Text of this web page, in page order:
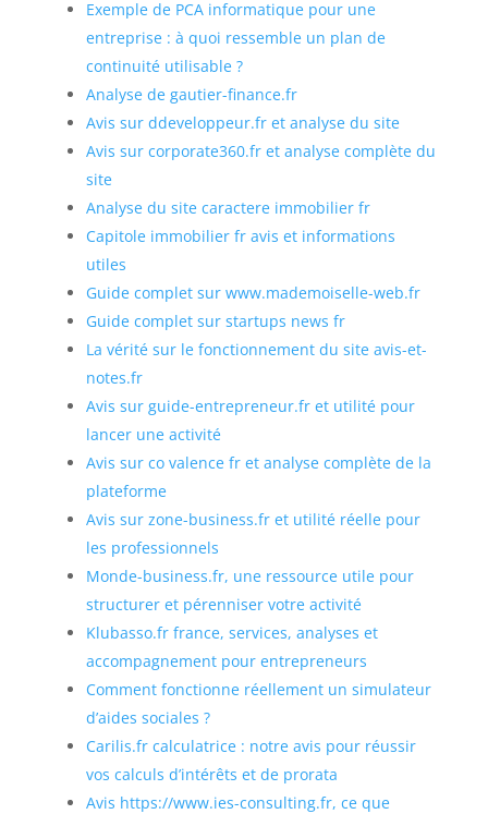
Exemple de PCA informatique pour une
entreprise : à quoi ressemble un plan de
continuité utilisable ?
Analyse de gautier-finance.fr
Avis sur ddeveloppeur.fr et analyse du site
Avis sur corporate360.fr et analyse complète du
site
Analyse du site caractere immobilier fr
Capitole immobilier fr avis et informations
utiles
Guide complet sur www.mademoiselle-web.fr
Guide complet sur startups news fr
La vérité sur le fonctionnement du site avis-et-
notes.fr
Avis sur guide-entrepreneur.fr et utilité pour
lancer une activité
Avis sur co valence fr et analyse complète de la
plateforme
Avis sur zone-business.fr et utilité réelle pour
les professionnels
Monde-business.fr, une ressource utile pour
structurer et pérenniser votre activité
Klubasso.fr france, services, analyses et
accompagnement pour entrepreneurs
Comment fonctionne réellement un simulateur
d’aides sociales ?
Carilis.fr calculatrice : notre avis pour réussir
vos calculs d’intérêts et de prorata
Avis https://www.ies-consulting.fr, ce que